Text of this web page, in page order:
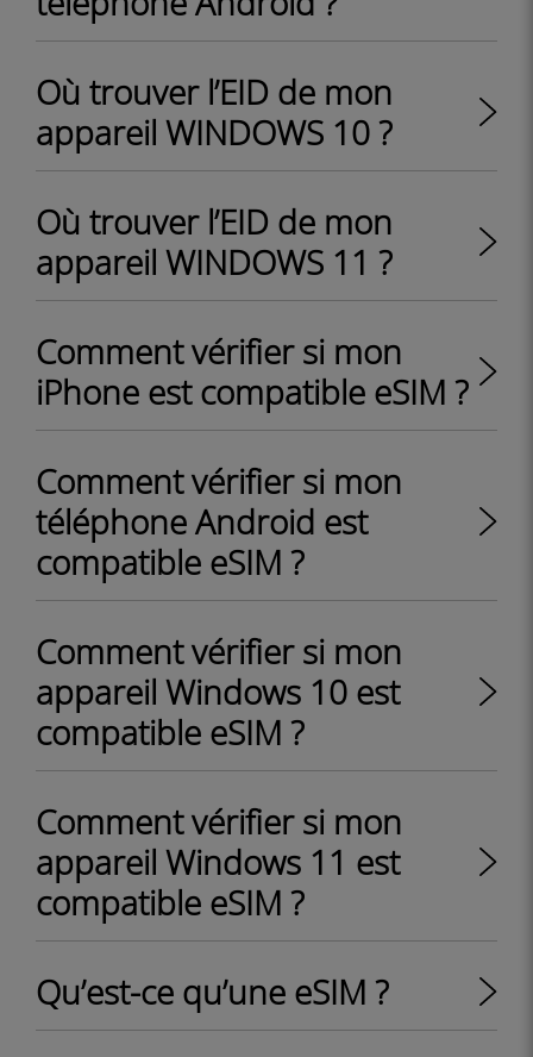
Où trouver l’EID de mon
appareil WINDOWS 10 ?
Où trouver l’EID de mon
appareil WINDOWS 11 ?
Comment vérifier si mon
iPhone est compatible eSIM ?
Comment vérifier si mon
téléphone Android est
compatible eSIM ?
Comment vérifier si mon
appareil Windows 10 est
compatible eSIM ?
Comment vérifier si mon
appareil Windows 11 est
compatible eSIM ?
Qu’est-ce qu’une eSIM ?